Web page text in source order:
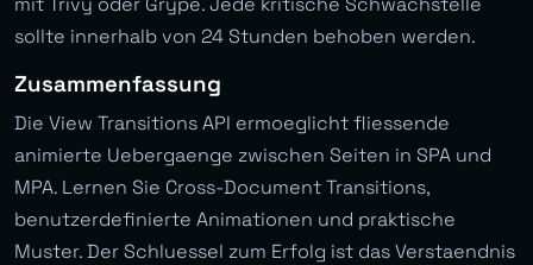
sollte innerhalb von 24 Stunden behoben werden.
Zusammenfassung
Die View Transitions API ermoeglicht fliessende
animierte Uebergaenge zwischen Seiten in SPA und
MPA. Lernen Sie Cross-Document Transitions,
benutzerdefinierte Animationen und praktische
Muster. Der Schluessel zum Erfolg ist das Verstaendnis